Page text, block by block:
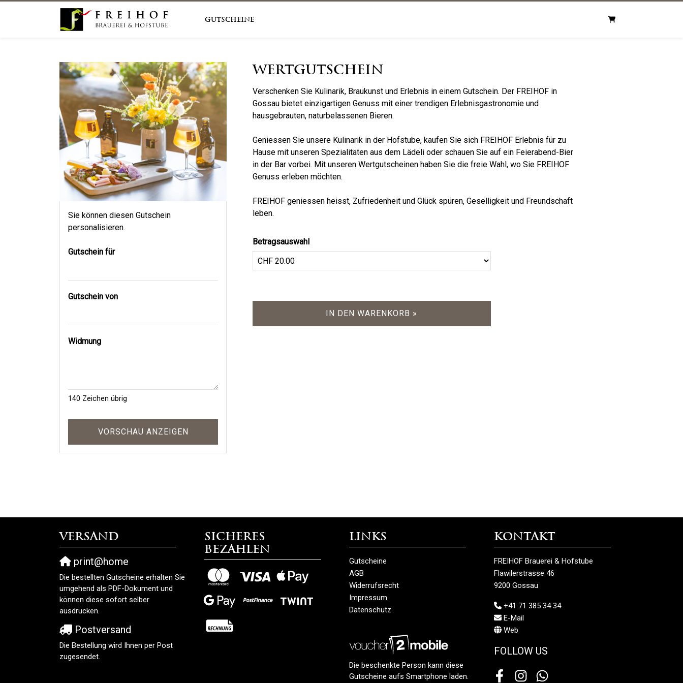
Gutscheine
Warenkorb
Sie können diesen Gutschein
personalisieren.
Gutschein für
Gutschein von
Widmung
140 Zeichen übrig
VORSCHAU ANZEIGEN
Wertgutschein
Verschenken Sie Kulinarik, Braukunst und Erlebnis in einem Gutschein. Der FREIHOF in
Gossau bietet einzigartigen Genuss mit einer trendigen Erlebnisgastronomie und
hausgebrauten, naturbelassenen Bieren.
Geniessen Sie unsere Kulinarik in der Hofstube, kaufen Sie sich FREIHOF Erlebnis für zu
Hause mit unseren Spezialitäten aus dem Lädeli oder schauen Sie auf ein Feierabend-Bier
in der Bar vorbei. Mit unseren Wertgutscheinen haben Sie die freie Wahl, wo Sie FREIHOF
Genuss erleben möchten.
FREIHOF geniessen heisst, Zufriedenheit und Glück spüren, Geselligkeit und Freundschaft
leben.
Betragsauswahl
IN DEN WARENKORB »
Versand
print@home
Die bestellten Gutscheine erhalten Sie
umgehend als PDF-Dokument und
können diese sofort selber
ausdrucken.
Postversand
Die Bestellung wird Ihnen per Post
zugesendet.
Sicheres
Bezahlen
Links
Gutscheine
AGB
Widerrufsrecht
Impressum
Datenschutz
Die beschenkte Person kann diese
Gutscheine aufs Smartphone laden.
Kontakt
FREIHOF Brauerei & Hofstube
Flawilerstrasse 46
9200 Gossau
+41 71 385 34 34
E-Mail
Web
FOLLOW US
FacebookInstagramWhatsapp Channel